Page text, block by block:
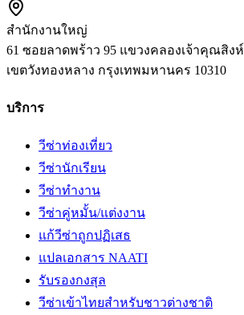
สำนักงานใหญ่
61 ซอยลาดพร้าว 95 แขวงคลองเจ้าคุณสิงห์
เขตวังทองหลาง กรุงเทพมหานคร 10310
บริการ
วีซ่าท่องเที่ยว
วีซ่านักเรียน
วีซ่าทำงาน
วีซ่าคู่หมั้น/แต่งงาน
แก้วีซ่าถูกปฏิเสธ
แปลเอกสาร NAATI
รับรองกงสุล
วีซ่าเข้าไทยสำหรับชาวต่างชาติ